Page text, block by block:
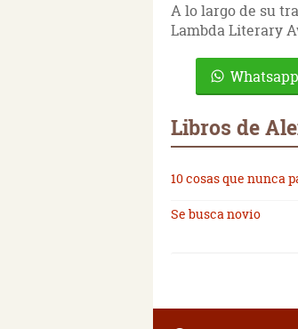
A lo largo de su
Lambda Literary
Whatsapp
Libros de
10 cosas que nunca
Se busca novio